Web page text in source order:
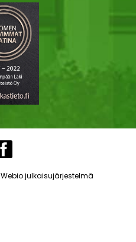
Webio julkaisujärjestelmä